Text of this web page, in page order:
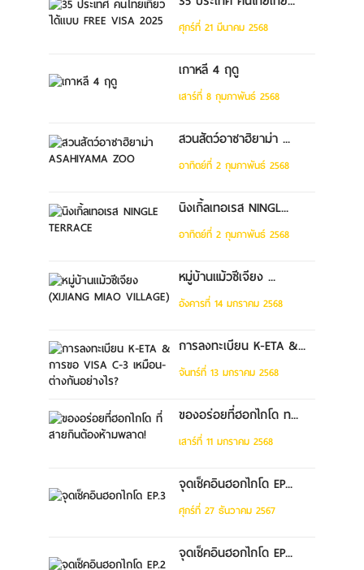
ศุกร์ที่ 21 มีนาคม 2568
เกาหลี 4 ฤดู
เสาร์ที่ 8 กุมภาพันธ์ 2568
สวนสัตว์อาซาฮิยาม่า ...
อาทิตย์ที่ 2 กุมภาพันธ์ 2568
นิงเกิ้ลเทอเรส NINGL...
อาทิตย์ที่ 2 กุมภาพันธ์ 2568
หมู่บ้านแม้วซีเจียง ...
อังคารที่ 14 มกราคม 2568
การลงทะเบียน K-ETA &...
จันทร์ที่ 13 มกราคม 2568
ของอร่อยที่ฮอกไกโด ท...
เสาร์ที่ 11 มกราคม 2568
จุดเช็คอินฮอกไกโด EP...
ศุกร์ที่ 27 ธันวาคม 2567
จุดเช็คอินฮอกไกโด EP...